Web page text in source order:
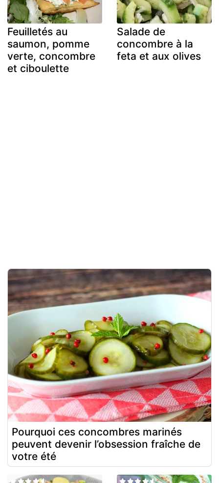
Feuilletés au
saumon, pomme
verte, concombre
et ciboulette
Salade de
concombre à la
feta et aux olives
Pourquoi ces concombres marinés
peuvent devenir l’obsession fraîche de
votre été